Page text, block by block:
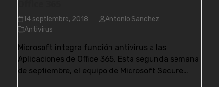
14 septiembre, 2018
Antonio Sanchez
Antivirus
Microsoft integra función antivirus a las
Aplicaciones de Office 365. Esta segunda semana
de septiembre, el equipo de Microsoft Secure…